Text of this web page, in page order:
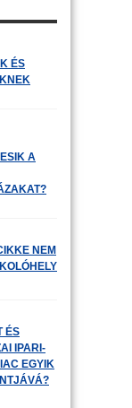
ÉS
A
NEM
ÉS
IPARI-
EGYIK